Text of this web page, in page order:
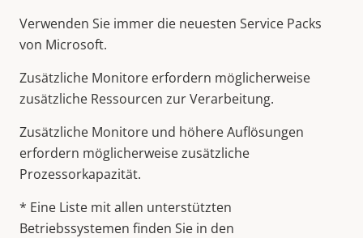
Verwenden Sie immer die neuesten Service Packs
von Microsoft.
Zusätzliche Monitore erfordern möglicherweise
zusätzliche Ressourcen zur Verarbeitung.
Zusätzliche Monitore und höhere Auflösungen
erfordern möglicherweise zusätzliche
Prozessorkapazität.
* Eine Liste mit allen unterstützten
Betriebssystemen finden Sie in den